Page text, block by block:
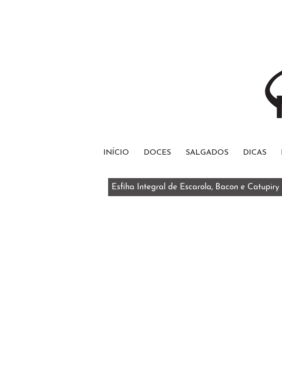
INÍCIO DOCES SALGADOS DICAS
Esfiha Integral de Escarola, Bacon e Catupiry